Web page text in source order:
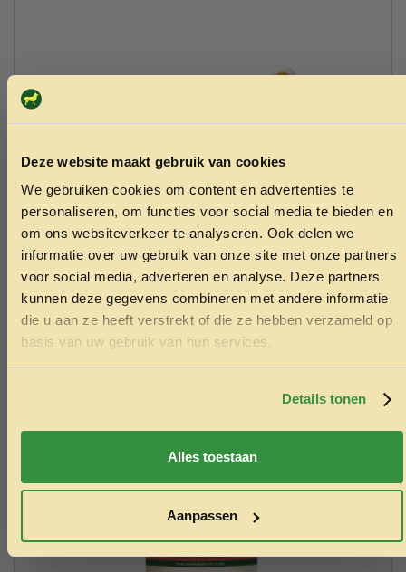
Deze website maakt gebruik van cookies
We gebruiken cookies om content en advertenties te
personaliseren, om functies voor social media te bieden en
om ons websiteverkeer te analyseren. Ook delen we
informatie over uw gebruik van onze site met onze partners
voor social media, adverteren en analyse. Deze partners
kunnen deze gegevens combineren met andere informatie
die u aan ze heeft verstrekt of die ze hebben verzameld op
basis van uw gebruik van hun services.
Details tonen
Alles toestaan
Aanpassen
Culinaire kauwstaaf met kip 12,5cm per stuk
0.50
ONTVANG 5% KORTING OP
JE EERSTE BESTELLING!
Ontvang korting
Door je in te schrijven ga je akkoord met het ontvangen van
Nee, ik wil geen korting